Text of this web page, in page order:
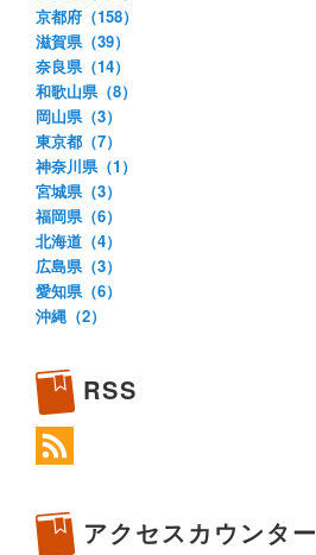
京都府（158）
滋賀県（39）
奈良県（14）
和歌山県（8）
岡山県（3）
東京都（7）
神奈川県（1）
宮城県（3）
福岡県（6）
北海道（4）
広島県（3）
愛知県（6）
沖縄（2）
RSS
アクセスカウンター